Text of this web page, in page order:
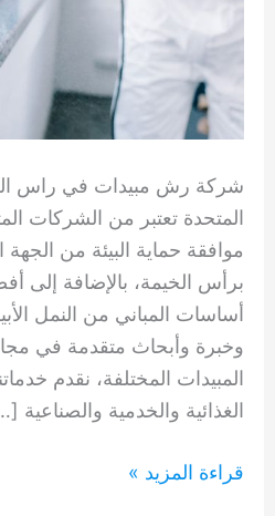
شركة رش مبيدات في راس
المتحدة تعتبر من الشركات
موافقة حماية البيئة من
برأس الخيمة، بالإضافة إلى
أساسات المباني من النمل
وخبرة وأبحاث متقدمة في
المبيدات المختلفة، نقدم
الغذائية والخدمية والصناعية
شركة
قراءة المزيد »